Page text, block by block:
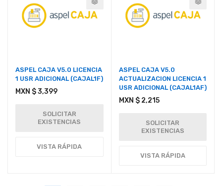
ASPEL CAJA V5.0 LICENCIA
1 USR ADICIONAL (CAJAL1F)
MXN $ 3,399
SOLICITAR
EXISTENCIAS
VISTA RÁPIDA
ASPEL CAJA V5.0
ACTUALIZACION LICENCIA 1
USR ADICIONAL (CAJAL1AF)
MXN $ 2,215
SOLICITAR
EXISTENCIAS
VISTA RÁPIDA